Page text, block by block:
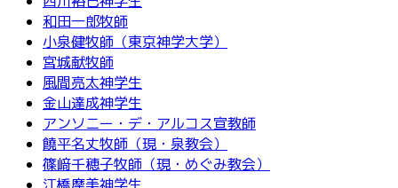
和田一郎牧師
小泉健牧師（東京神学大学）
宮城献牧師
風間亮太神学生
金山達成神学生
アンソニー・デ・アルコス宣教師
饒平名丈牧師（現・泉教会）
篠﨑千穂子牧師（現・めぐみ教会）
江橋摩美神学生